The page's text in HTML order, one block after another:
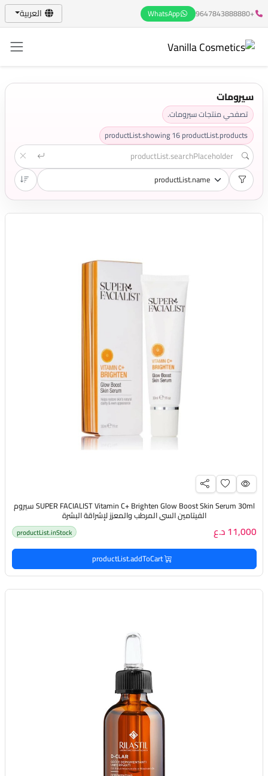
+9647843888880
WhatsApp العربية
سيرومات
تصفحي منتجات سيرومات.
productList.showing16productList.products
SUPER FACIALIST Vitamin C+ Brighten Glow Boost Skin Serum 30ml سيروم
الفيتامين السي المرطب والمعزز لإشراقة البشرة
11,000 د.ع productList.inStock
productList.addToCart